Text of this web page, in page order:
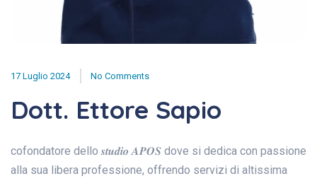
17 Luglio 2024 No Comments
Dott. Ettore Sapio
cofondatore dello 𝒔𝒕𝒖𝒅𝒊𝒐 𝑨𝑷𝑶𝑺 dove si dedica con passione
alla sua libera professione, offrendo servizi di altissima